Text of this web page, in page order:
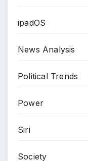
ipadOS
News Analysis
Political Trends
Power
Siri
Society